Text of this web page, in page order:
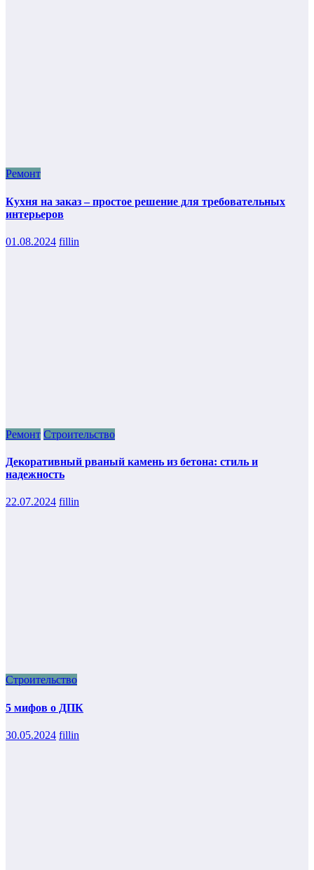
Ремонт
Кухня на заказ – простое решение для требовательных
интерьеров
01.08.2024 fillin
Ремонт Строительство
Декоративный рваный камень из бетона: стиль и
надежность
22.07.2024 fillin
Строительство
5 мифов о ДПК
30.05.2024 fillin